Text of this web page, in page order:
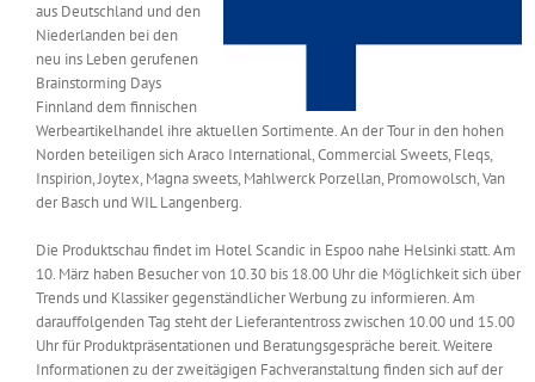
Unternehmen
Interviews
Product Guide
Jobshop
aus Deutschland und den
Niederlanden bei den
neu ins Leben gerufenen
Brainstorming Days
Finnland dem finnischen
Werbeartikelhandel ihre aktuellen Sortimente. An der Tour in den hohen
Norden beteiligen sich Araco International, Commercial Sweets, Fleqs,
Inspirion, Joytex, Magna sweets, Mahlwerck Porzellan, Promowolsch, Van
der Basch und WIL Langenberg.
Die Produktschau findet im Hotel Scandic in Espoo nahe Helsinki statt. Am
10. März haben Besucher von 10.30 bis 18.00 Uhr die Möglichkeit sich über
Trends und Klassiker gegenständlicher Werbung zu informieren. Am
darauffolgenden Tag steht der Lieferantentross zwischen 10.00 und 15.00
Uhr für Produktpräsentationen und Beratungsgespräche bereit. Weitere
Informationen zu der zweitägigen Fachveranstaltung finden sich auf der